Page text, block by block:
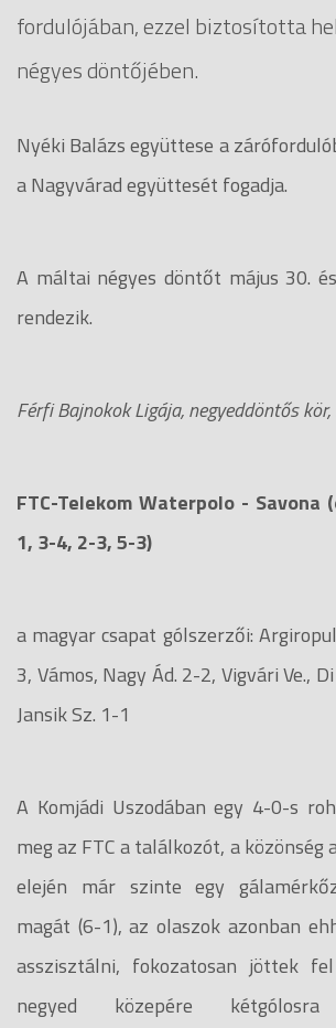
fordulójában, ezzel biztosította
négyes döntőjében.
Nyéki Balázs együttese a
a Nagyvárad együttesét fogadja.
A máltai négyes döntőt május 30.
rendezik.
Férfi Bajnokok Ligája, negyeddöntős
FTC-Telekom Waterpolo - Savona
1, 3-4, 2-3, 5-3)
a magyar csapat gólszerzői:
3, Vámos, Nagy Ád. 2-2, Vigvári Ve.,
Jansik Sz. 1-1
A Komjádi Uszodában egy 4-0-s
meg az FTC a találkozót, a közönség
elején már szinte egy
magát (6-1), az olaszok azonban
asszisztálni, fokozatosan jöttek
negyed közepére kétgólosra